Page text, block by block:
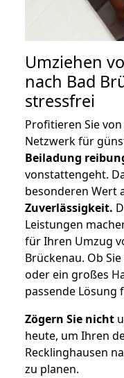
Umziehen
nach Bad
stressfrei
Profitieren Sie
Netzwerk für
Beiladung
vonstattengeht.
besonderen Wert
Zuverlässigkeit.
Leistungen
für Ihren Umzug
Brückenau. Ob
oder ein großes
passende Lösung
Zögern Sie nicht
heute, um Ihren
Recklinghausen
zu planen.